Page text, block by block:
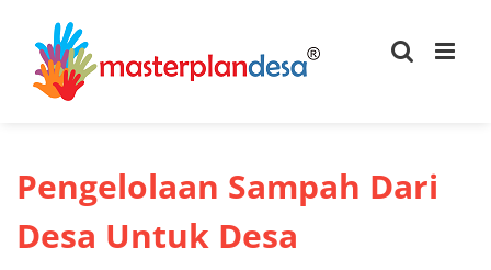
content
Pengelolaan Sampah Dari
Desa Untuk Desa